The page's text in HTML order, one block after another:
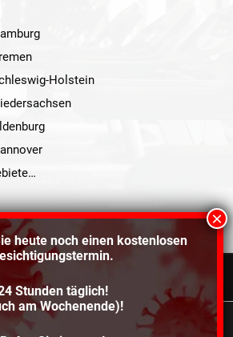
Holstein
Team Nord, All Rights Reserved.
Service Team Nord
heute noch einen kostenlosen
Stunden täglich!
am Wochenende)!